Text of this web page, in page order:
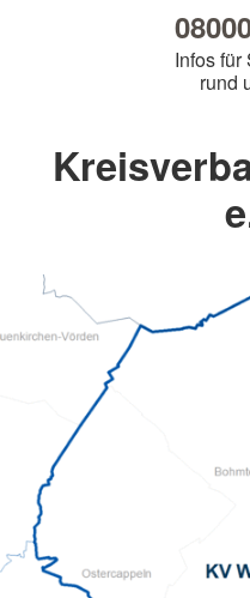
Infos für
rund